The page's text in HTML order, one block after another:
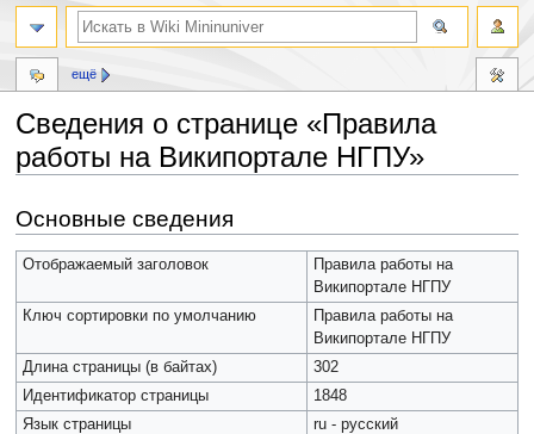
Сведения о странице «Правила
работы на Википортале НГПУ»
к
навигации
к
поиску
Основные сведения
Отображаемый заголовок
Правила работы на
Википортале НГПУ
Ключ сортировки по умолчанию
Правила работы на
Википортале НГПУ
Длина страницы (в байтах)
302
Идентификатор страницы
1848
Язык страницы
ru - русский
ещё